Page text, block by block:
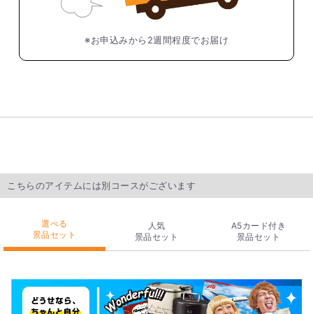
※お申込みから2週間程度でお届け
こちらのアイテムには別コースがございます
選べる
景品セット
人気
景品セット
A5カード付き
景品セット